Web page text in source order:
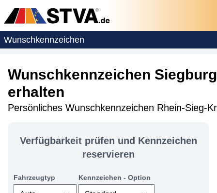
Wunschkennzeichen
Wunschkennzeichen
erhalten
Persönliches Wunschkennzeichen Rhein-Sieg-
Verfügbarkeit prüfen und Kennzeichen
reservieren
Fahrzeugtyp Kennzeichen - Option